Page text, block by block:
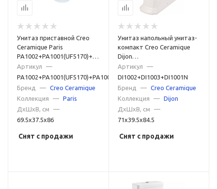
Унитаз приставной Creo
Ceramique Paris
PA1002+PA1001(UF5170)+PA1003
белый
Артикул
—
PA1002+PA1001(UF5170)+PA1003
Бренд
— Creo Ceramique
Коллекция
— Paris
ДxШxВ, см
—
69.5x37.5x86
Снят с продажи
Унитаз напольный унитаз-
компакт Creo Ceramique
Dijon
DI1002+DI1003+DI1001N
белый
Артикул
—
DI1002+DI1003+DI1001N
Бренд
—
Creo Ceramique
Коллекция
—
Dijon
ДxШxВ, см
—
71x39.5x84.5
Снят с продажи